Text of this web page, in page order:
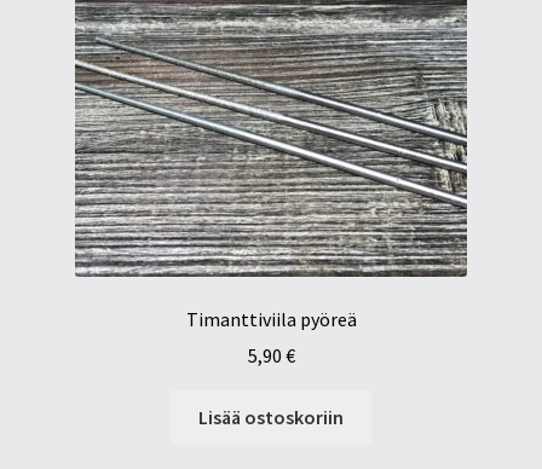
Timanttiviila pyöreä
5,90 €
Lisää ostoskoriin